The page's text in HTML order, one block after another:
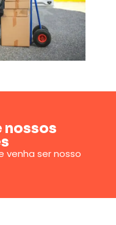
nossos
venha ser nosso